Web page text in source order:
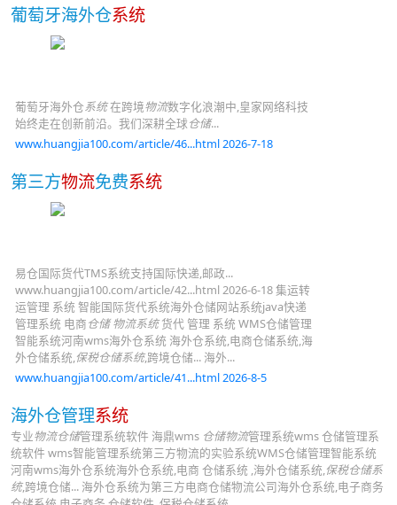
葡萄牙海外仓系统
葡萄牙海外仓系统在跨境物流数字化浪潮中,皇家网络科技
始终走在创新前沿。我们深耕全球仓储...
www.huangjia100.com/article/46...html 2026-7-18
第三方物流免费系统
易仓国际货代TMS系统支持国际快递,邮政...
www.huangjia100.com/article/42...html 2026-6-18 集运转
运管理 系统 智能国际货代系统海外仓储网站系统java快递
管理系统 电商仓储 物流系统货代 管理 系统 WMS仓储管理
智能系统河南wms海外仓系统 海外仓系统,电商仓储系统,海
外仓储系统,保税仓储系统,跨境仓储... 海外...
www.huangjia100.com/article/41...html 2026-8-5
海外仓管理系统
专业物流仓储管理系统软件 海鼎wms 仓储物流管理系统wms 仓储管理系
统软件 wms智能管理系统第三方物流的实验系统WMS仓储管理智能系统
河南wms海外仓系统海外仓系统,电商 仓储系统 ,海外仓储系统,保税仓储系
统,跨境仓储... 海外仓系统为第三方电商仓储物流公司海外仓系统,电子商务